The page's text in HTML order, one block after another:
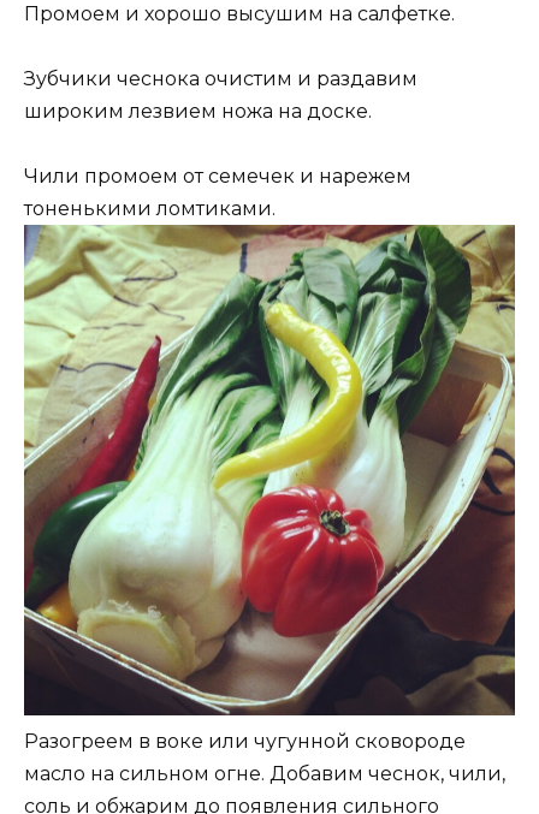
Промоем и хорошо высушим на салфетке.
Зубчики чеснока очистим и раздавим
широким лезвием ножа на доске.
Чили промоем от семечек и нарежем
тоненькими ломтиками.
Разогреем в воке или чугунной сковороде
масло на сильном огне. Добавим чеснок, чили,
соль и обжарим до появления сильного